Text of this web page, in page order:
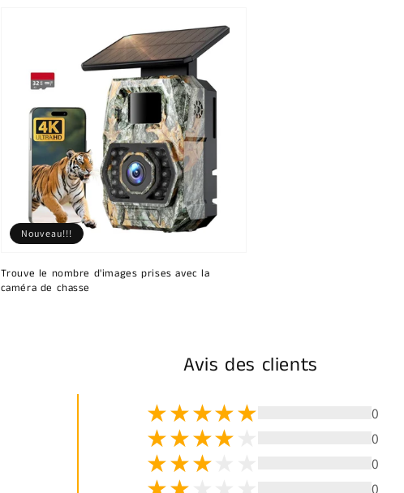
Trouve le nombre d'images prises avec la
caméra de chasse
Nouveau!!!
Avis des clients
0
0
0
0